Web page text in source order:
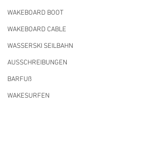
WAKEBOARD BOOT
WAKEBOARD CABLE
WASSERSKI SEILBAHN
AUSSCHREIBUNGEN
BARFUß
WAKESURFEN